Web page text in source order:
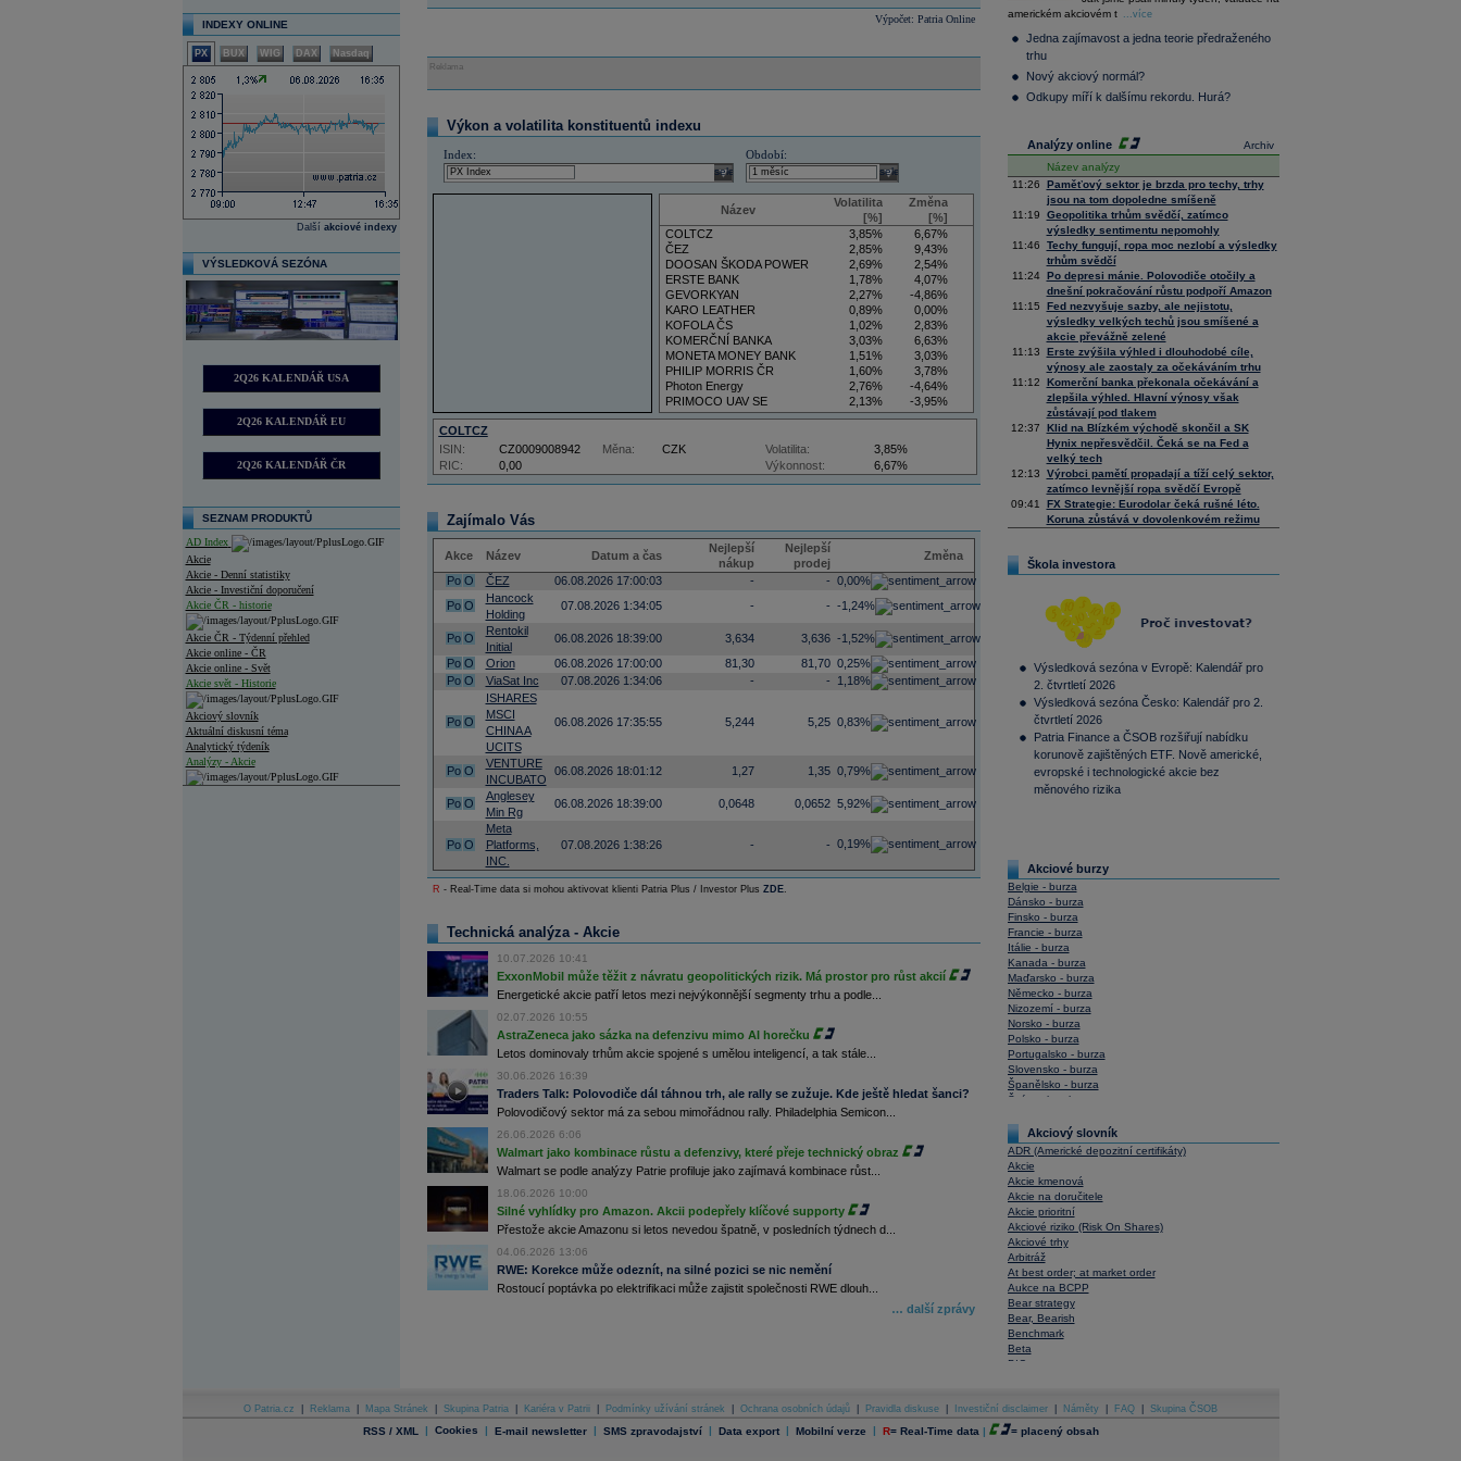
INDEXY ONLINE
PX BUX WIG DAX Nasdaq
Další akciové indexy
VÝSLEDKOVÁ SEZÓNA
2Q26 KALENDÁŘ USA
2Q26 KALENDÁŘ EU
2Q26 KALENDÁŘ ČR
SEZNAM PRODUKTŮ
AD Index
Akcie
Akcie - Denní statistiky
Akcie - Investiční doporučení
Akcie ČR - historie
Akcie ČR - Týdenní přehled
Akcie online - ČR
Akcie online - Svět
Akcie svět - Historie
Akciový slovník
Aktuální diskusní téma
Analytický týdeník
Analýzy - Akcie
Databanka - Ceny
Výpočet: Patria Online
Reklama
Výkon a volatilita konstituentů indexu
Index:
select
Období:
select
Název
Volatilita
[%]
Změna
[%]
COLTCZ
3,85%
6,67%
ČEZ
2,85%
9,43%
DOOSAN ŠKODA POWER
2,69%
2,54%
ERSTE BANK
1,78%
4,07%
GEVORKYAN
2,27%
-4,86%
KARO LEATHER
0,89%
0,00%
KOFOLA ČS
1,02%
2,83%
KOMERČNÍ BANKA
3,03%
6,63%
MONETA MONEY BANK
1,51%
3,03%
PHILIP MORRIS ČR
1,60%
3,78%
Photon Energy
2,76%
-4,64%
PRIMOCO UAV SE
2,13%
-3,95%
VIG
3,50%
5,88%
COLTCZ
RIC: 0,00
ISIN: CZ0009008942 Měna: CZK Volatilita:
3,85%
Výkonnost:
6,67%
Zajímalo Vás
Akce Název Datum a čas
Nejlepší
nákup
Nejlepší
prodej
Změna
Po O ČEZ 06.08.2026 17:00:03 - - 0,00%
Po O
Hancock
Holding
07.08.2026 1:34:05 - - -1,24%
Po O
Rentokil
Initial
06.08.2026 18:39:00 3,634 3,636 -1,52%
Po O Orion 06.08.2026 17:00:00 81,30 81,70 0,25%
Po O ViaSat Inc 07.08.2026 1:34:06 - - 1,18%
Po O
ISHARES
MSCI
CHINA A
UCITS
06.08.2026 17:35:55 5,244 5,25 0,83%
Po O
VENTURE
INCUBATO
06.08.2026 18:01:12 1,27 1,35 0,79%
Po O
Anglesey
Min Rg
06.08.2026 18:39:00 0,0648 0,0652 5,92%
Po O
Meta
Platforms,
INC.
07.08.2026 1:38:26 - - 0,19%
R - Real-Time data si mohou aktivovat klienti Patria Plus / Investor Plus ZDE.
Technická analýza - Akcie
10.07.2026 10:41
ExxonMobil může těžit z návratu geopolitických rizik. Má prostor pro růst akcií
Energetické akcie patří letos mezi nejvýkonnější segmenty trhu a podle...
02.07.2026 10:55
AstraZeneca jako sázka na defenzivu mimo AI horečku
Letos dominovaly trhům akcie spojené s umělou inteligencí, a tak stále...
30.06.2026 16:39
Traders Talk: Polovodiče dál táhnou trh, ale rally se zužuje. Kde ještě hledat šanci?
Polovodičový sektor má za sebou mimořádnou rally. Philadelphia Semicon...
26.06.2026 6:06
Walmart jako kombinace růstu a defenzivy, které přeje technický obraz
Walmart se podle analýzy Patrie profiluje jako zajímavá kombinace růst...
18.06.2026 10:00
Silné vyhlídky pro Amazon. Akcii podepřely klíčové supporty
Přestože akcie Amazonu si letos nevedou špatně, v posledních týdnech d...
04.06.2026 13:06
RWE: Korekce může odeznít, na silné pozici se nic nemění
Rostoucí poptávka po elektrifikaci může zajistit společnosti RWE dlouh...
… další zprávy
Composite
36 128,57 -0,05
Tecdax
Performance
index
4 000,99
americkém akciovém t
...více
Jedna zajímavost a jedna teorie předraženého
trhu
Nový akciový normál?
Odkupy míří k dalšímu rekordu. Hurá?
Archiv
Analýzy online
Název analýzy
11:26
Paměťový sektor je brzda pro techy, trhy
jsou na tom dopoledne smíšeně
11:19
Geopolitika trhům svědčí, zatímco
výsledky sentimentu nepomohly
11:46
Techy fungují, ropa moc nezlobí a výsledky
trhům svědčí
11:24
Po depresi mánie. Polovodiče otočily a
dnešní pokračování růstu podpoří Amazon
11:15
Fed nezvyšuje sazby, ale nejistotu,
výsledky velkých techů jsou smíšené a
akcie převážně zelené
11:13
Erste zvýšila výhled i dlouhodobé cíle,
výnosy ale zaostaly za očekáváním trhu
11:12
Komerční banka překonala očekávání a
zlepšila výhled. Hlavní výnosy však
zůstávají pod tlakem
12:37
Klid na Blízkém východě skončil a SK
Hynix nepřesvědčil. Čeká se na Fed a
velký tech
12:13
Výrobci pamětí propadají a tíží celý sektor,
zatímco levnější ropa svědčí Evropě
09:41
FX Strategie: Eurodolar čeká rušné léto.
Koruna zůstává v dovolenkovém režimu
Škola investora
Výsledková sezóna v Evropě: Kalendář pro
2. čtvrtletí 2026
Výsledková sezóna Česko: Kalendář pro 2.
čtvrtletí 2026
Patria Finance a ČSOB rozšiřují nabídku
korunově zajištěných ETF. Nově americké,
evropské i technologické akcie bez
měnového rizika
Akciové burzy
Belgie - burza
Dánsko - burza
Finsko - burza
Francie - burza
Itálie - burza
Kanada - burza
Maďarsko - burza
Německo - burza
Nizozemí - burza
Norsko - burza
Polsko - burza
Portugalsko - burza
Slovensko - burza
Španělsko - burza
Švýcarsko - burza
Akciový slovník
ADR (Americké depozitní certifikáty)
Akcie
Akcie kmenová
Akcie na doručitele
Akcie prioritní
Akciové riziko (Risk On Shares)
Akciové trhy
Arbitráž
At best order; at market order
Aukce na BCPP
Bear strategy
Bear, Bearish
Benchmark
Beta
BIC
Bonita
Book To Bill Ratio
Book Value
O Patria.cz Reklama Mapa Stránek Skupina Patria Kariéra v Patrii Podmínky užívání stránek Ochrana osobních údajů Pravidla diskuse Investiční disclaimer Náměty FAQ Skupina ČSOB
RSS / XML | Cookies | E-mail newsletter | SMS zpravodajství | Data export | Mobilní verze | R= Real-Time data | = placený obsah